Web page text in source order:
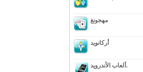
مهجونغ
أركانويد
ألعاب الأندرويد.